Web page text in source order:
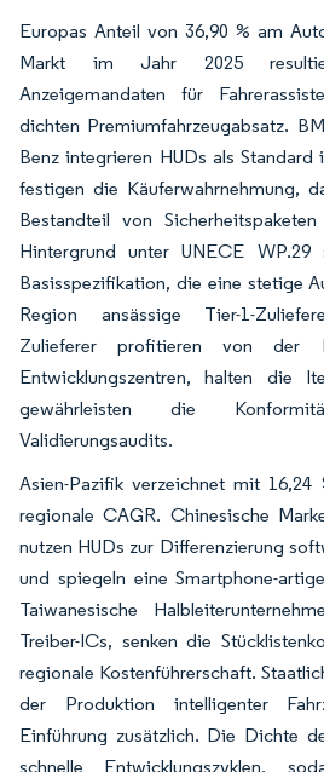
Europas Anteil von 36,90 % am
Markt im Jahr 2025
Anzeigemandaten für
dichten Premiumfahrzeugabsatz.
Benz integrieren HUDs als Standard
festigen die Käuferwahrnehmung,
Bestandteil von
Hintergrund unter UNECE WP.29
Basisspezifikation, die eine stetige
Region ansässige Tier-1-
Zulieferer profitieren von der
Entwicklungszentren, halten die
gewährleisten die
Validierungsaudits.
Asien-Pazifik verzeichnet mit
regionale CAGR. Chinesische
nutzen HUDs zur Differenzierung
und spiegeln eine Smartphone-
Taiwanesische
Treiber-ICs, senken die
regionale Kostenführerschaft.
der Produktion intelligenter
Einführung zusätzlich. Die Dichte
schnelle Entwicklungszyklen,